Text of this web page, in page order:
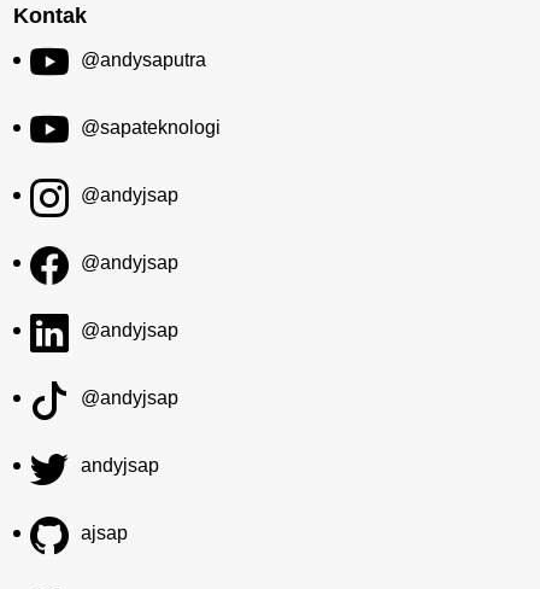
Kontak
@andysaputra
@sapateknologi
@andyjsap
@andyjsap
@andyjsap
@andyjsap
andyjsap
ajsap